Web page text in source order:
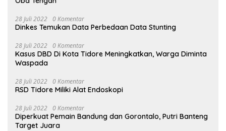
28 Juli 2022 0 Komentar
Dinkes Temukan Data Perbedaan Data Stunting
28 Juli 2022 0 Komentar
Kasus DBD Di Kota Tidore Meningkatkan, Warga Diminta
Waspada
28 Juli 2022 0 Komentar
RSD Tidore Miliki Alat Endoskopi
28 Juli 2022 0 Komentar
Diperkuat Pemain Bandung dan Gorontalo, Putri Banteng
Target Juara